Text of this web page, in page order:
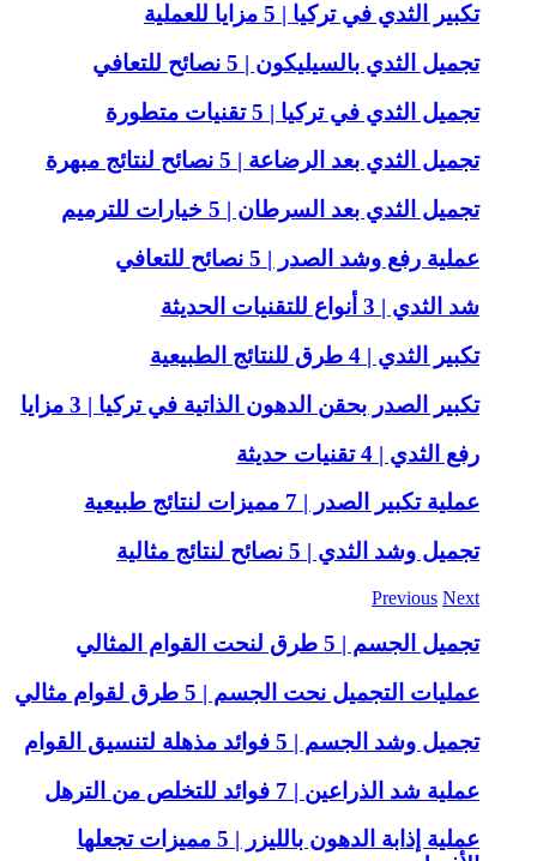
تكبير الثدي في تركيا | 5 مزايا للعملية
تجميل الثدي بالسيليكون | 5 نصائح للتعافي
تجميل الثدي في تركيا | 5 تقنيات متطورة
تجميل الثدي بعد الرضاعة | 5 نصائح لنتائج مبهرة
تجميل الثدي بعد السرطان | 5 خيارات للترميم
عملية رفع وشد الصدر | 5 نصائح للتعافي
شد الثدي | 3 أنواع للتقنيات الحديثة
تكبير الثدي | 4 طرق للنتائج الطبيعية
تكبير الصدر بحقن الدهون الذاتية في تركيا | 3 مزايا
رفع الثدي | 4 تقنيات حديثة
عملية تكبير الصدر | 7 مميزات لنتائج طبيعية
تجميل وشد الثدي | 5 نصائح لنتائج مثالية
Previous Next
تجميل الجسم | 5 طرق لنحت القوام المثالي
عمليات التجميل نحت الجسم | 5 طرق لقوام مثالي
تجميل وشد الجسم | 5 فوائد مذهلة لتنسيق القوام
عملية شد الذراعين | 7 فوائد للتخلص من الترهل
عملية إذابة الدهون بالليزر | 5 مميزات تجعلها